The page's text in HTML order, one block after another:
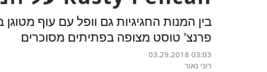
בין המנות החגיגיות גם וופל עם עוף
פרנצ' טוסט מצופה בפתיתים מסוכרים
03.29.2018 03:03
רוני נאור